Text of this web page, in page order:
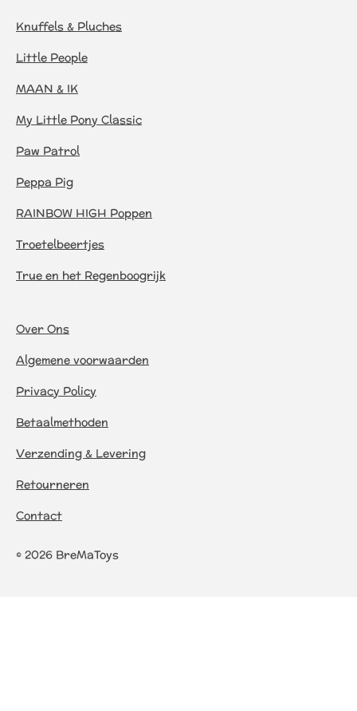
Knuffels & Pluches
Little People
MAAN & IK
My Little Pony Classic
Paw Patrol
Peppa Pig
RAINBOW HIGH Poppen
Troetelbeertjes
True en het Regenboogrijk
Over Ons
Algemene voorwaarden
Privacy Policy
Betaalmethoden
Verzending & Levering
Retourneren
Contact
© 2026 BreMaToys